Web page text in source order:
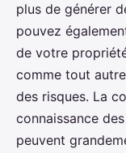
plus de générer
pouvez
de votre
comme tout
des risques. La
connaissance
peuvent